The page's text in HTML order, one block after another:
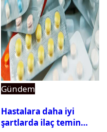
Gündem
Hastalara daha iyi
şartlarda ilaç temin